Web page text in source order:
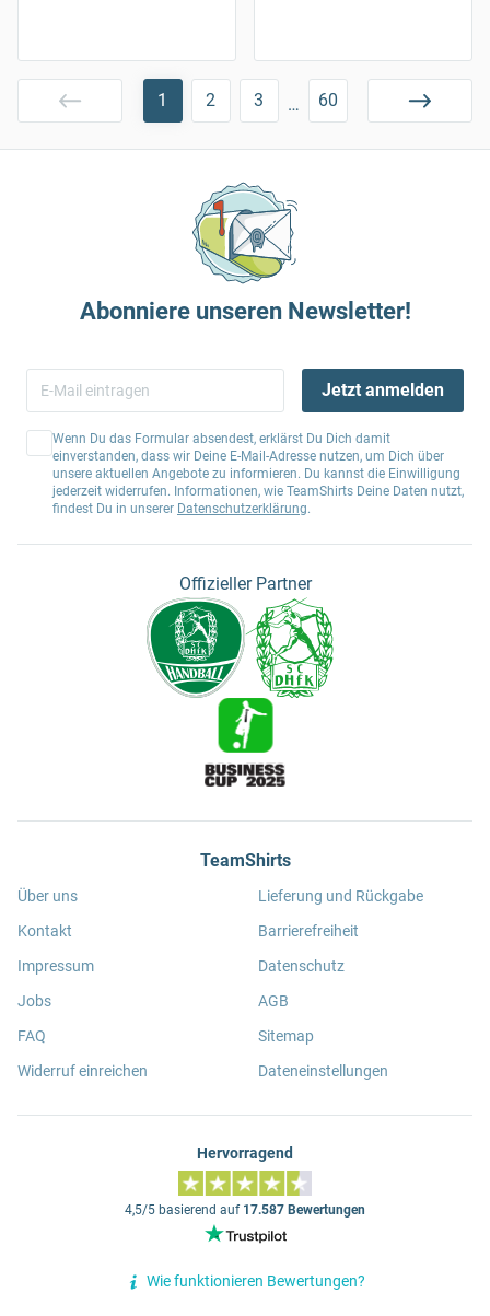
1 2 3 … 60
Abonniere unseren Newsletter!
Jetzt anmelden
Wenn Du das Formular absendest, erklärst Du Dich damit
einverstanden, dass wir Deine E-Mail-Adresse nutzen, um Dich über
unsere aktuellen Angebote zu informieren. Du kannst die Einwilligung
jederzeit widerrufen. Informationen, wie TeamShirts Deine Daten nutzt,
findest Du in unserer Datenschutzerklärung.
Offizieller Partner
TeamShirts
Über uns
Kontakt
Impressum
Jobs
FAQ
Widerruf einreichen
Lieferung und Rückgabe
Barrierefreiheit
Datenschutz
AGB
Sitemap
Dateneinstellungen
Hervorragend
4,5/5 basierend auf 17.587 Bewertungen
Wie funktionieren Bewertungen?